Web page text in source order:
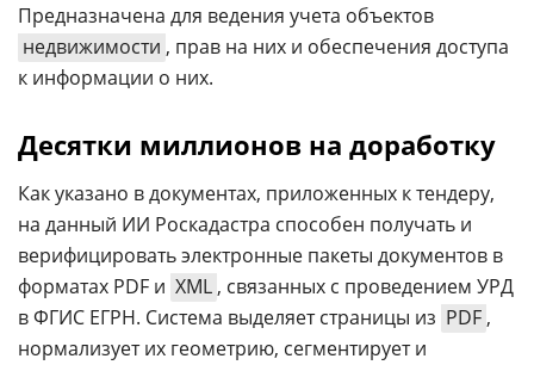
Предназначена для ведения учета объектов
недвижимости , прав на них и обеспечения доступа
к информации о них.
Десятки миллионов на доработку
Как указано в документах, приложенных к тендеру,
на данный ИИ Роскадастра способен получать и
верифицировать электронные пакеты документов в
форматах PDF и XML , связанных с проведением УРД
в ФГИС ЕГРН. Система выделяет страницы из PDF ,
нормализует их геометрию, сегментирует и